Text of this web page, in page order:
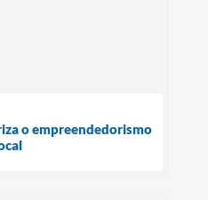
o empreendedorismo